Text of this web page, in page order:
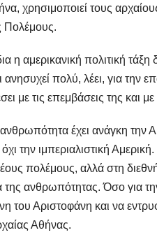
χρησιμοποιεί τους
Πολέμους.
η αμερικανική πολιτική
πολύ, λέει, για την
με τις επεμβάσεις της και
έχει ανάγκη την
την ιμπεριαλιστική
πολέμους, αλλά στη
της ανθρωπότητας. Όσο για
του Αριστοφάνη και να
Αθήνας.